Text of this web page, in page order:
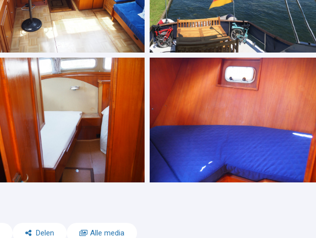
Delen Alle media